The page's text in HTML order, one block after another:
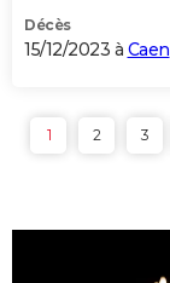
Décès
15/12/2023 à Caen
1 2 3